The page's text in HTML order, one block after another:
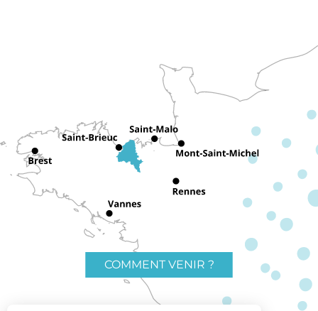
COMMENT VENIR ?